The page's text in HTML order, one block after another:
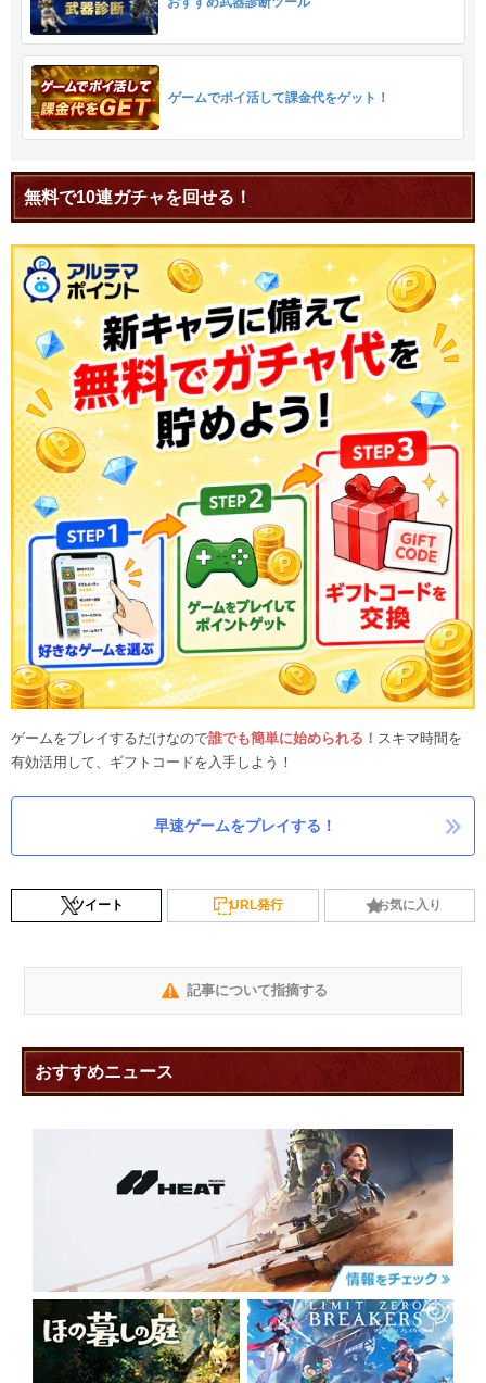
ゲームでポイ活して課金代をゲット！
無料で10連ガチャを回せる！
ゲームをプレイするだけなので誰でも簡単に始められる！ スキマ時間を
有効活用して、ギフトコードを入手しよう！
早速ゲームをプレイする！
ツイート URL発行 お気に入り
記事について指摘する
おすすめニュース